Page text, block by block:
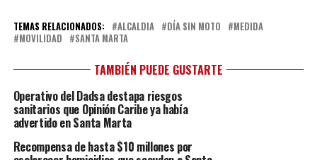
TEMAS RELACIONADOS: ALCALDIA DÍA SIN MOTO
MEDIDA
MOVILIDAD
SANTA MARTA
TAMBIÉN PUEDE GUSTARTE
Operativo del Dadsa destapa riesgos
sanitarios que Opinión Caribe ya había
advertido en Santa Marta
Recompensa de hasta $10 millones por